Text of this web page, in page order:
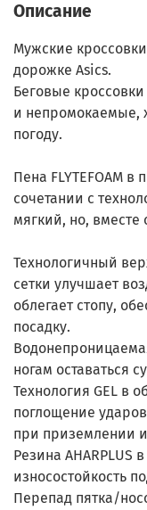
Описание
Мужские
дорожке Asics.
Беговые кроссовки
и непромокаемые,
погоду.
Пена FLYTEFOAM
сочетании с
мягкий, но, вместе
Технологичный
сетки улучшает
облегает стопу,
посадку.
ногам оставаться
Технология GEL в
поглощение
при приземлении
Резина AHARPLUS
износостойкость
Перепад пятка/